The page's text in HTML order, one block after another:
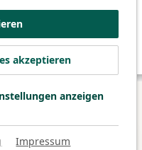
Fürth
akzeptieren
anzeigen
Impressum